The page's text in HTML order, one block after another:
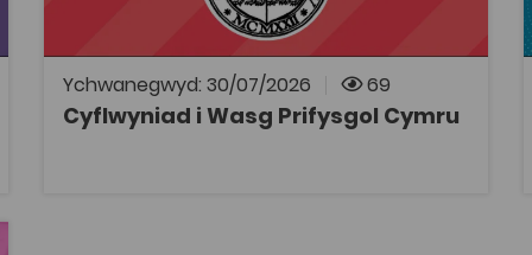
Ychwanegwyd: 30/07/2026 69
Cyflwyniad i Wasg Prifysgol Cymru
cyflwyniad hwn, ceir trosolwg o gefndir y
wasg ynghyd â chanllaw manwl i’r broses o
gyflwyno a chyhoeddi cyfrolau.
AGOR